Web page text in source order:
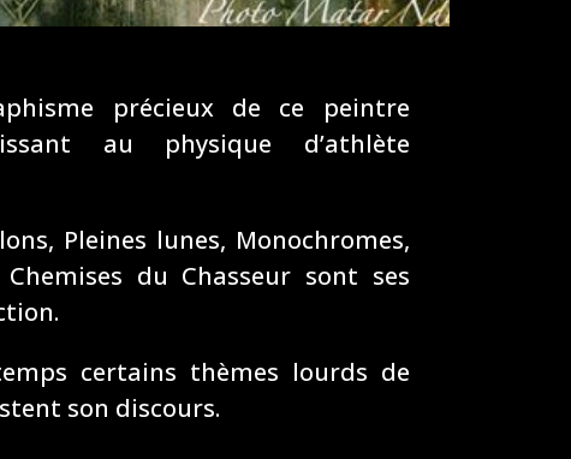
précieux de ce peintre
au physique d’athlète
Pleines lunes, Monochromes,
du Chasseur sont ses
certains thèmes lourds de
son discours.